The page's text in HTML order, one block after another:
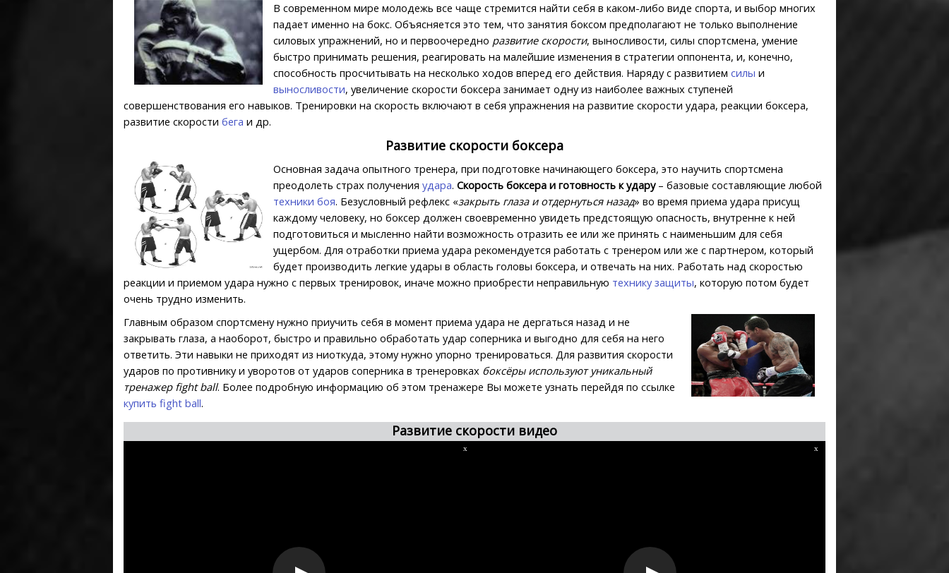
В современном мире молодежь все чаще стремится найти себя в каком-либо виде спорта, и выбор многих
падает именно на бокс. Объясняется это тем, что занятия боксом предполагают не только выполнение
силовых упражнений, но и первоочередно развитие скорости, выносливости, силы спортсмена, умение
быстро принимать решения, реагировать на малейшие изменения в стратегии оппонента, и, конечно,
способность просчитывать на несколько ходов вперед его действия. Наряду с развитием силы и
выносливости, увеличение скорости боксера занимает одну из наиболее важных ступеней
совершенствования его навыков. Тренировки на скорость включают в себя упражнения на развитие скорости удара, реакции боксера,
развитие скорости бега и др.
Развитие скорости боксера
Основная задача опытного тренера, при подготовке начинающего боксера, это научить спортсмена
преодолеть страх получения удара. Скорость боксера и готовность к удару– базовые составляющие любой
техники боя. Безусловный рефлекс «закрыть глаза и отдернуться назад» во время приема удара присущ
каждому человеку, но боксер должен своевременно увидеть предстоящую опасность, внутренне к ней
подготовиться и мысленно найти возможность отразить ее или же принять с наименьшим для себя
ущербом. Для отработки приема удара рекомендуется работать с тренером или же с партнером, который
будет производить легкие удары в область головы боксера, и отвечать на них. Работать над скоростью
реакции и приемом удара нужно с первых тренировок, иначе можно приобрести неправильную технику защиты, которую потом будет
очень трудно изменить.
Главным образом спортсмену нужно приучить себя в момент приема удара не дергаться назад и не
закрывать глаза, а наоборот, быстро и правильно обработать удар соперника и выгодно для себя на него
ответить. Эти навыки не приходят из ниоткуда, этому нужно упорно тренироваться. Для развития скорости
ударов по противнику и уворотов от ударов соперника в тренеровках боксёры используют уникальный
тренажер fight ball. Более подробную информацию об этом тренажере Вы можете узнать перейдя по ссылке
купить fight ball.
Развитие скорости видео
x x